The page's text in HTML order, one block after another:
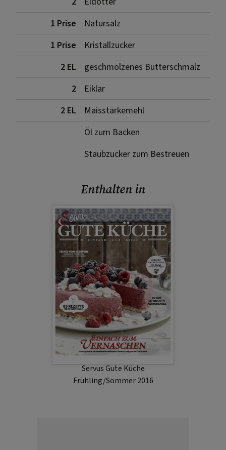
1 Prise
Natursalz
1 Prise
Kristallzucker
2 EL
geschmolzenes Butterschmalz
2
Eiklar
2 EL
Maisstärkemehl
Öl zum Backen
Staubzucker zum Bestreuen
Enthalten in
Servus Gute Küche
Frühling/Sommer 2016